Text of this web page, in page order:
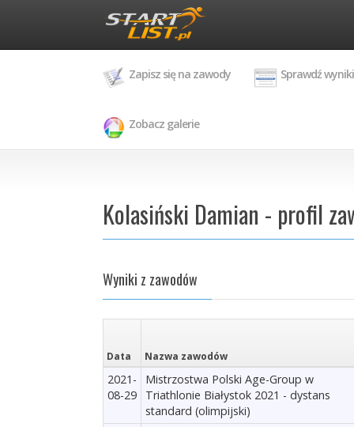
Zapisz się na zawody Sprawdź wyniki
Zobacz galerie
Kolasiński Damian - profil
Wyniki z zawodów
Data Nazwa zawodów
2021-
08-29
Mistrzostwa Polski Age-Group w
Triathlonie Białystok 2021 - dystans
standard (olimpijski)